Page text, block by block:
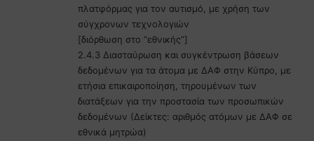
πλατφόρμας για τον αυτισμό, με χρήση των
σύγχρονων τεχνολογιών
[διόρθωση στο “εθνικής”]
2.4.3 Διασταύρωση και συγκέντρωση βάσεων
δεδομένων για τα άτομα με ΔΑΦ στην Κύπρο, με
ετήσια επικαιροποίηση, τηρουμένων των
διατάξεων για την προστασία των προσωπικών
δεδομένων (Δείκτες: αριθμός ατόμων με ΔΑΦ σε
εθνικά μητρώα)